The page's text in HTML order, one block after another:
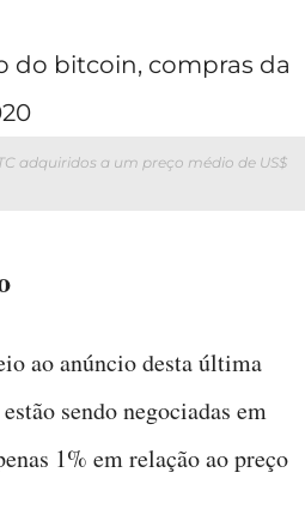
adquiridos a um preço médio de US$
ao anúncio desta última
sendo negociadas em
1% em relação ao preço